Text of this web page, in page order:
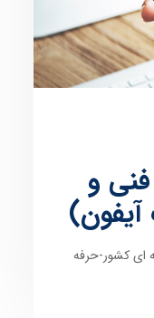
و
ای کشور-حرفه